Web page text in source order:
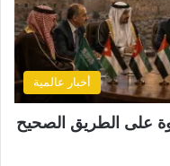
أخبار عالمية
على الطريق الصحيح